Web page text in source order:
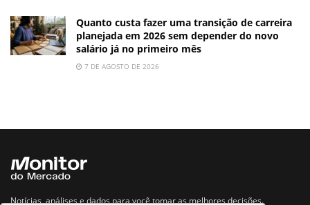
Quanto custa fazer uma transição de carreira
planejada em 2026 sem depender do novo
salário já no primeiro mês
7 DE AGOSTO DE 2026
Notícias, análises e dados para você tomar as melhores decisões.